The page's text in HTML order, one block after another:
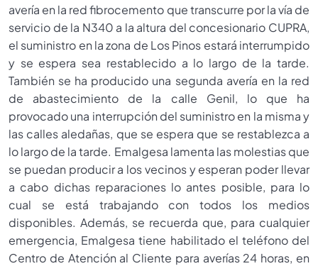
avería en la red fibrocemento que transcurre por la vía de
servicio de la N340 a la altura del concesionario CUPRA,
el suministro en la zona de Los Pinos estará interrumpido
y se espera sea restablecido a lo largo de la tarde.
También se ha producido una segunda avería en la red
de abastecimiento de la calle Genil, lo que ha
provocado una interrupción del suministro en la misma y
las calles aledañas, que se espera que se restablezca a
lo largo de la tarde. Emalgesa lamenta las molestias que
se puedan producir a los vecinos y esperan poder llevar
a cabo dichas reparaciones lo antes posible, para lo
cual se está trabajando con todos los medios
disponibles. Además, se recuerda que, para cualquier
emergencia, Emalgesa tiene habilitado el teléfono del
Centro de Atención al Cliente para averías 24 horas, en